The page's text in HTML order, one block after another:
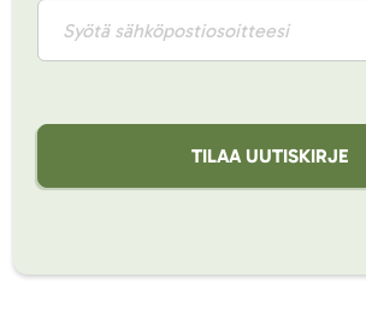
TILAA UUTISKIRJE